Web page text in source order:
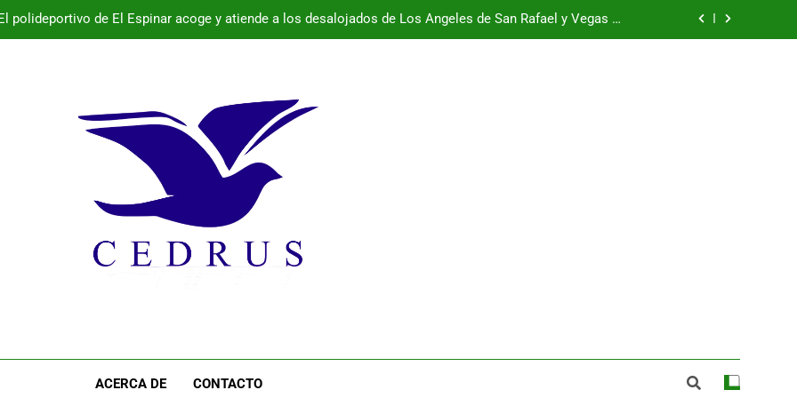
El polideportivo de El Espinar acoge y atiende a los desalojados de Los Ángeles de San Rafael y Vegas de
Evacuación preventiva de los núcleos de Los Ángeles de San Rafael y Vegas de Matute
La Faisanera acoge una prueba de la Asociación de Campos de Castilla y León
El polideportivo de El Espinar acoge y atiende a los desalojados de Los Ángeles de San Rafael y Vegas de
Castilla y León no asistirá a la Conferencia Sectorial de Infancia y pide al Gobierno el retorno de los
Evacuación preventiva de los núcleos de Los Ángeles de San Rafael y Vegas de Matute
ACERCA DE CONTACTO